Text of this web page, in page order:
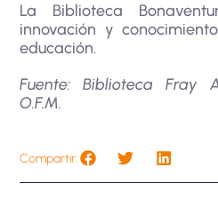
La Biblioteca
innovación y
educación.
Fuente: Biblioteca Fray
O.F.M.
Compartir: